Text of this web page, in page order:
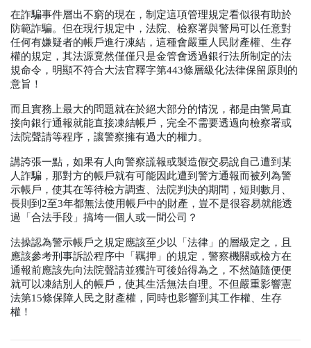
在詐騙事件層出不窮的現在，制定這項管理規定看似很有助於
防範詐騙。但在現行規定中，法院、檢察署與警局可以任意對
任何有嫌疑者的帳戶進行凍結，這種會嚴重人民財產權、生存
權的規定，其法源竟然僅僅只是金管會透過銀行法所制定的法
規命令，明顯不符合大法官釋字第443條層級化法律保留原則的
意旨！
而且實務上最大的問題就在於絕大部分的情況，都是由警局直
接向銀行通報就能直接凍結帳戶，完全不需要透過向檢察署或
法院聲請等程序，讓警察擁有過大的權力。
講誇張一點，如果有人向警察謊報或製造假交易說自己遭到某
人詐騙，那對方的帳戶就有可能因此遭到警方通報而被列為警
示帳戶，使其在等待檢方調查、法院判決的期間，短則數月、
長則到 2至3年都無法使用帳戶中的財產，豈不是很容易就能透
過「合法手段」搞垮一個人或一間公司？
法操認為警示帳戶之規定應該至少以「法律」的層級定之，且
應該參考刑事訴訟程序中「羈押」的規定，警察機關或檢方在
通報前應該先向法院聲請並獲許可後始得為之，不然隨隨便便
就可以凍結別人的帳戶，使其生活無法自理。不但嚴重影響憲
法第15條保障人民之財產權，同時也影響到其工作權、生存
權！